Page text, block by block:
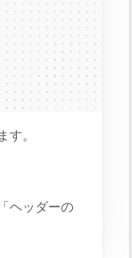
す。
ヘッダーの